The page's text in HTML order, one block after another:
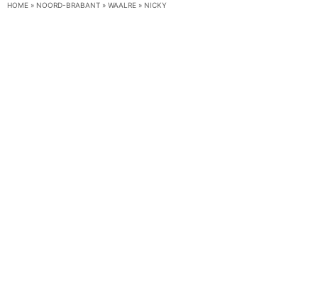
HOME » NOORD-BRABANT » WAALRE » NICKY